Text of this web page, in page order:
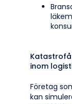
inom
Företag
kan